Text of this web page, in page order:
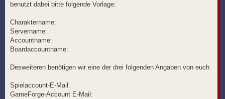
benutzt dabei bitte folgende Vorlage:
Charaktername:
Servername:
Accountname:
Boardaccountname:
Desweiteren benötigen wir eine der drei folgenden Angaben von euch
Spielaccount-E-Mail:
GameForge-Account E-Mail: